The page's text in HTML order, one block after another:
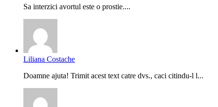
Sa interzici avortul este o prostie....
Liliana Costache
Doamne ajuta! Trimit acest text catre dvs., caci citindu-l l...